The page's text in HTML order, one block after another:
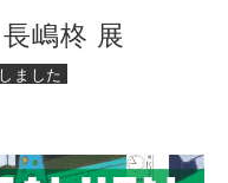
嶋柊 展
ました